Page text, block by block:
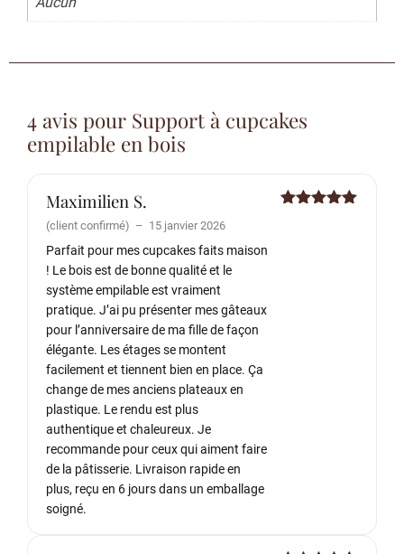
4 avis pour Support à cupcakes
empilable en bois
Maximilien S.
(client confirmé) – 15 janvier 2026
Parfait pour mes cupcakes faits maison
! Le bois est de bonne qualité et le
système empilable est vraiment
pratique. J’ai pu présenter mes gâteaux
pour l’anniversaire de ma fille de façon
élégante. Les étages se montent
facilement et tiennent bien en place. Ça
change de mes anciens plateaux en
plastique. Le rendu est plus
authentique et chaleureux. Je
recommande pour ceux qui aiment faire
de la pâtisserie. Livraison rapide en
plus, reçu en 6 jours dans un emballage
soigné.